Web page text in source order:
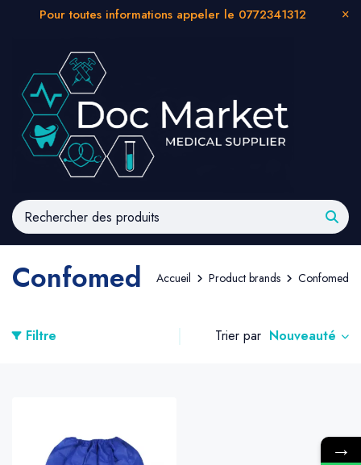
Pour toutes informations appeler le 0772341312
Accueil Product brands Confomed
Confomed
Filtre Trier par Nouveauté
→